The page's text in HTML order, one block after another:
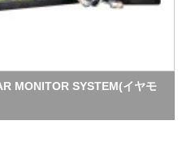
MONITOR SYSTEM(イヤモ